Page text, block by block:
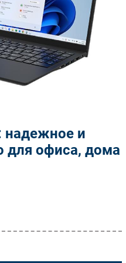
надежное и
для офиса, дома